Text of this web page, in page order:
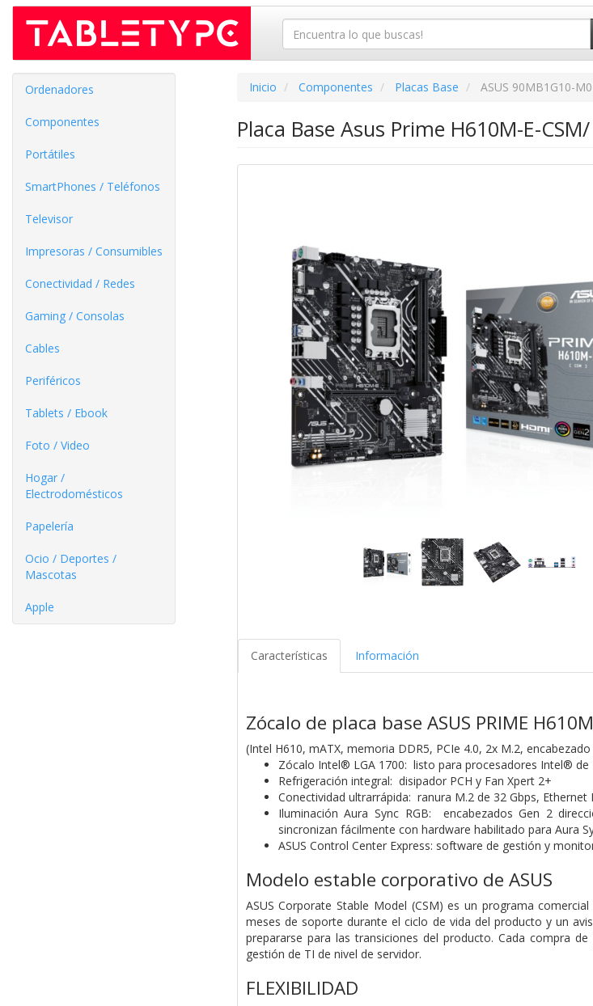
Ordenadores
Componentes
Portátiles
SmartPhones / Teléfonos
Televisor
Impresoras / Consumibles
Conectividad / Redes
Gaming / Consolas
Cables
Periféricos
Tablets / Ebook
Foto / Video
Hogar /
Electrodomésticos
Papelería
Ocio / Deportes /
Mascotas
Apple
Inicio Componentes Placas Base ASUS 90MB1G10-
Placa Base Asus Prime H610M-E-
Características Información
Zócalo de placa base ASUS PRIME
(Intel H610, mATX, memoria DDR5, PCIe 4.0, 2x M.2,
Zócalo Intel® LGA 1700: listo para procesadores Intel® de
Refrigeración integral: disipador PCH y Fan Xpert 2+
Conectividad ultrarrápida: ranura M.2 de 32 Gbps, Ethernet
Iluminación Aura Sync RGB: encabezados Gen 2
sincronizan fácilmente con hardware habilitado para Aura
ASUS Control Center Express: software de gestión y
Modelo estable corporativo de ASUS
ASUS Corporate Stable Model (CSM) es un programa
meses de soporte durante el ciclo de vida del producto y un
prepararse para las transiciones del producto. Cada compra
gestión de TI de nivel de servidor.
FLEXIBILIDAD